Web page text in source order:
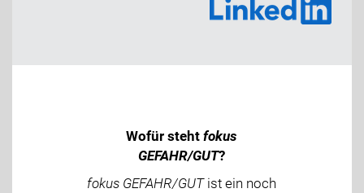
Wofür stehtfokus
GEFAHR/GUT?
fokus GEFAHR/GUTist ein noch